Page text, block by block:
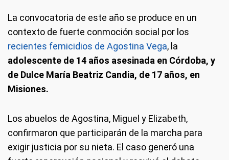
La convocatoria de este año se produce en un
contexto de fuerte conmoción social por los
recientes femicidios de Agostina Vega, la
adolescente de 14 años asesinada en Córdoba, y
de Dulce María Beatriz Candia, de 17 años, en
Misiones.
Los abuelos de Agostina, Miguel y Elizabeth,
confirmaron que participarán de la marcha para
exigir justicia por su nieta. El caso generó una